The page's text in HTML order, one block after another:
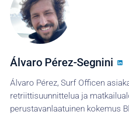
Álvaro Pérez-Segnini
Álvaro Pérez, Surf Officen
retriittisuunnittelua ja
perustavanlaatuinen kokemus